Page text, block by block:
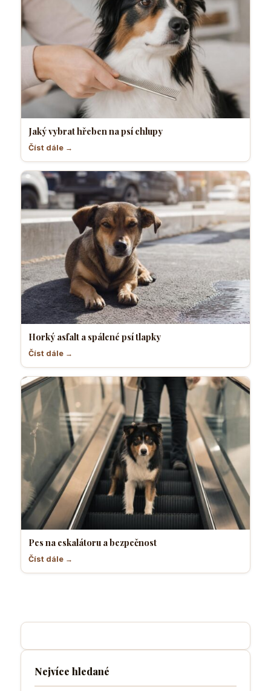
Jaký vybrat hřeben na psí chlupy
Číst dále →
Horký asfalt a spálené psí tlapky
Číst dále →
Pes na eskalátoru a bezpečnost
Číst dále →
Nejvíce hledané